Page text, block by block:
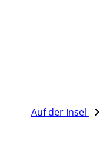
Auf der Insel